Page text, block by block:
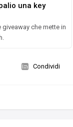
una key
che mette in
Condividi